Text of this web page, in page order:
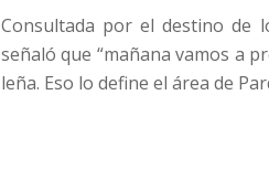
Consultada por el destino de
señaló que “mañana vamos a
leña. Eso lo define el área de